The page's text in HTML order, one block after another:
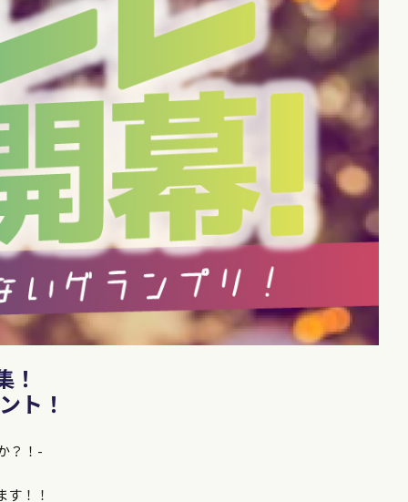
ト！
？！-
す！！